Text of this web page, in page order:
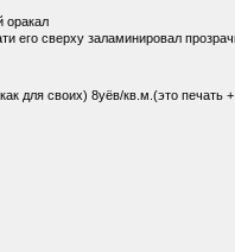
оракал
его сверху заламинировал
для своих) 8уёв/кв.м.(это печать